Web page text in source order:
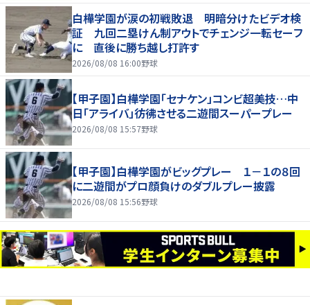
白樺学園が涙の初戦敗退 明暗分けたビデオ検
証 九回二塁けん制アウトでチェンジ一転セーフ
に 直後に勝ち越し打許す
2026/08/08 16:00野球
【甲子園】白樺学園「セナケン」コンビ超美技…中
日「アライバ」彷彿させる二遊間スーパープレー
2026/08/08 15:57野球
【甲子園】白樺学園がビッグプレー １－１の８回
に二遊間がプロ顔負けのダブルプレー披露
2026/08/08 15:56野球